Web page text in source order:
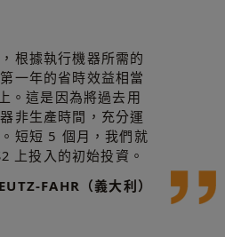
根據執行機器所需的
一年的省時效益相當
。這是因為將過去用
非生產時間，充分運
短短 5 個月，我們就
上投入的初始投資。
FAHR（義大利）